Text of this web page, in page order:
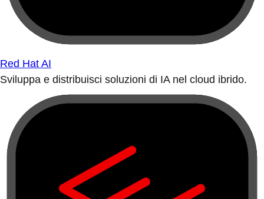
Red Hat AI
Sviluppa e distribuisci soluzioni di IA nel cloud ibrido.